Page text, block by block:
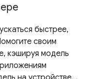
быстрее,
своим
кэшируя модель